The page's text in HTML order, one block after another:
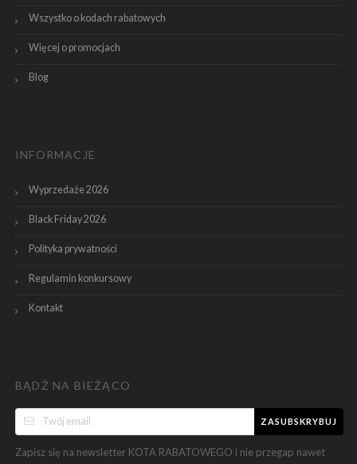
Wszystko o kodach rabatowych
Więcej o promocjach
Blog
INFORMACJE
Wyprzedaże 2026
Black Friday 2026
Polityka prywatności
Regulamin konkursowy
Kontakt
BĄDŹ NA BIEŻĄCO
ZASUBSKRYBUJ
Zapisz się na newsletter KOTA RABATOWEGO i nie przegap nawet